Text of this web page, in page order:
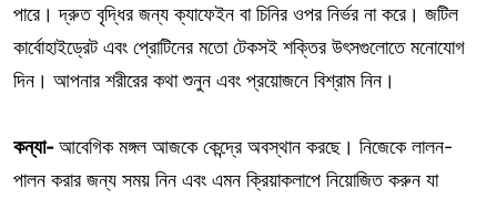
পারে। দ্রুত বৃদ্ধির জন্য ক্যাফেইন বা চিনির ওপর নির্ভর না করে। জটিল
কার্বোহাইড্রেট এবং প্রোটিনের মতো টেকসই শক্তির উৎসগুলোতে মনোযোগ
দিন। আপনার শরীরের কথা শুনুন এবং প্রয়োজনে বিশ্রাম নিন।
কন্যা-আবেগিক মঙ্গল আজকে কেন্দ্রে অবস্থান করছে। নিজেকে লালন-
পালন করার জন্য সময় নিন এবং এমন ক্রিয়াকলাপে নিয়োজিত করুন যা